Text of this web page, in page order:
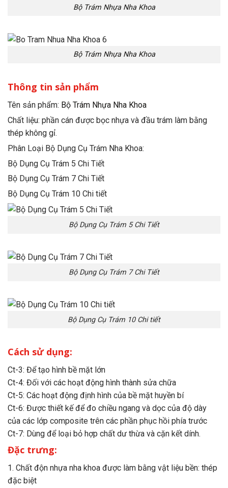
Bộ Trám Nhựa Nha Khoa
Bộ Trám Nhựa Nha Khoa
Thông tin sản phẩm
Tên sản phẩm: Bộ Trám Nhựa Nha Khoa
Chất liệu: phần cán được bọc nhựa và đầu trám làm bằng
thép không gỉ.
Phân Loại Bộ Dụng Cụ Trám Nha Khoa:
Bộ Dụng Cụ Trám 5 Chi Tiết
Bộ Dụng Cụ Trám 7 Chi Tiết
Bộ Dụng Cụ Trám 10 Chi tiết
Bộ Dụng Cụ Trám 5 Chi Tiết
Bộ Dụng Cụ Trám 7 Chi Tiết
Bộ Dụng Cụ Trám 10 Chi tiết
Cách sử dụng:
Ct-3: Để tạo hình bề mặt lớn
Ct-4: Đối với các hoạt động hình thành sửa chữa
Ct-5: Các hoạt động định hình của bề mặt huyền bí
Ct-6: Được thiết kế để đo chiều ngang và dọc của độ dày
của các lớp composite trên các phần phục hồi phía trước
Ct-7: Dùng để loại bỏ hợp chất dư thừa và cặn kết dính.
Đặc trưng:
1. Chất độn nhựa nha khoa được làm bằng vật liệu bền: thép
đặc biệt